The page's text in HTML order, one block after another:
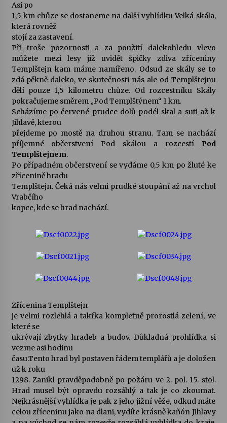
Asi po
1,5 km chůze se dostaneme na další vyhlídku Velká skála,
která rovněž
stojí za zastavení.
Při troše pozornosti a za použití dalekohledu vlevo
můžete mezi lesy již uvidět špičky zdiva zříceniny
Templštejn kam máme namířeno. Odsud ze skály se to
zdá pěkně daleko, ve skutečnosti nás ale od Templštejnu
dělí pouze 1,5 kilometru chůze. Od rozcestníku Skály
pokračujeme směrem „Pod Templštýnem“ 1 km.
Scházíme po červené prudce dolů podél skal a suti až k
Jihlavě, kterou
přejdeme po mostě na druhou stranu. Tam se nachází
příjemné občerstvení Pod skálou a rozcestí Pod
Templštejnem.
Po případném občerstvení se vydáme 0,5 km po žluté ke
zřícenině hradu
Templštejn. Čeká nás velmi prudké stoupání až na vrchol
Vrabčího
kopce, kde se hrad nachází.
Zřícenina Templštejn
je velmi rozlehlá a takřka kompletně prorostlá zelení, ve
které se
ukrývají zbytky hradeb a budov. Důkladná prohlídka si
vezme asi hodinu
času.Tento hrad byl postaven řádem templářů a je doložen
už k roku
1298. Zanikl pravděpodobně po požáru ve 2. pol. 15. stol.
Hrad musel být opravdu rozsáhlý a tak je co zkoumat.
Nejkrásnější vyhlídka je pak z jeho jižní věže, odkud máte
celou zříceninu jako na dlani, vydíte krásně kaňón Jihlavy